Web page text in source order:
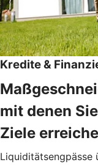
Kredite &
mit denen
Ziele
Liquiditätsengpässe